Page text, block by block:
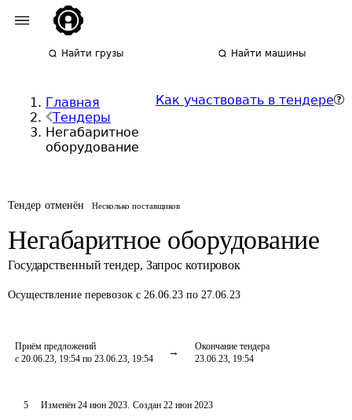
Найти грузы Найти машины
Главная
Тендеры
Негабаритное
оборудование
Как участвовать в тендере
Тендер отменён Несколько поставщиков
Негабаритное оборудование
Государственный тендер, Запрос котировок
Осуществление перевозок с 26.06.23 по 27.06.23
Приём предложений
с 20.06.23, 19:54 по 23.06.23, 19:54
Окончание тендера
23.06.23, 19:54
5 Изменён 24 июн 2023. Создан 22 июн 2023